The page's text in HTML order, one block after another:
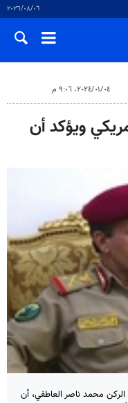
٠٦‏/٠٨‏/٢٠٢٦
٠٤‏/٠١‏/٢٠٢٤، ٩:٠٦ م
ويؤكد أن
الركن محمد ناصر العاطفي، أن